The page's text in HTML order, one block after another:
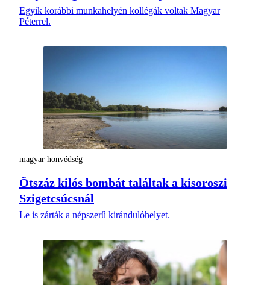
Egyik korábbi munkahelyén kollégák voltak Magyar
Péterrel.
magyar honvédség
Ötszáz kilós bombát találtak a kisoroszi
Szigetcsúcsnál
Le is zárták a népszerű kirándulóhelyet.